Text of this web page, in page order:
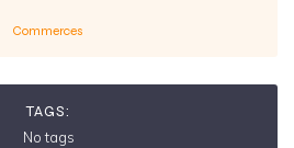
Commerces
TAGS:
No tags